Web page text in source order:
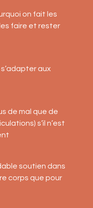
on fait les
faire et rester
aux
de mal que de
s’il n’est
soutien dans
corps que pour